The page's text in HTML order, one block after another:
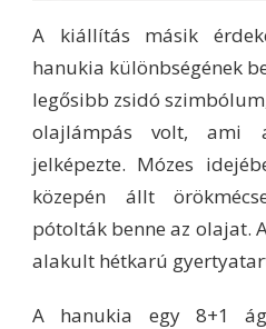
A kiállítás másik
hanukia különbségének
legősibb zsidó
olajlámpás volt, ami
jelképezte. Mózes
közepén állt
pótolták benne az olajat.
alakult hétkarú
A hanukia egy 8+1